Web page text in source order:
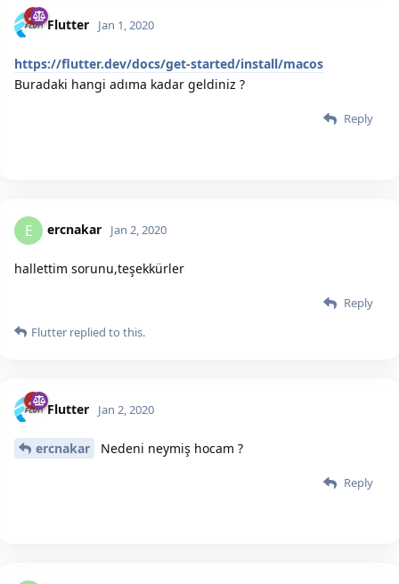
Flutter Jan 1, 2020
https://flutter.dev/docs/get-started/install/macos
Buradaki hangi adıma kadar geldiniz ?
Reply
E ercnakar Jan 2, 2020
hallettim sorunu,teşekkürler
Reply
Flutter replied to this.
Flutter Jan 2, 2020
ercnakar Nedeni neymiş hocam ?
Reply